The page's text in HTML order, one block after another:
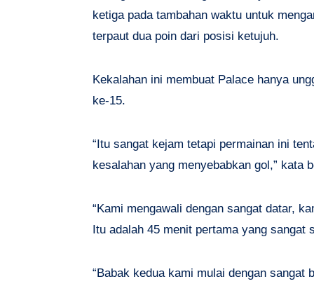
ketiga pada tambahan waktu untuk
terpaut dua poin dari posisi ketujuh.
Kekalahan ini membuat Palace hanya
ke-15.
“Itu sangat kejam tetapi permainan ini
kesalahan yang menyebabkan gol,” kata
“Kami mengawali dengan sangat datar,
Itu adalah 45 menit pertama yang sangat
“Babak kedua kami mulai dengan